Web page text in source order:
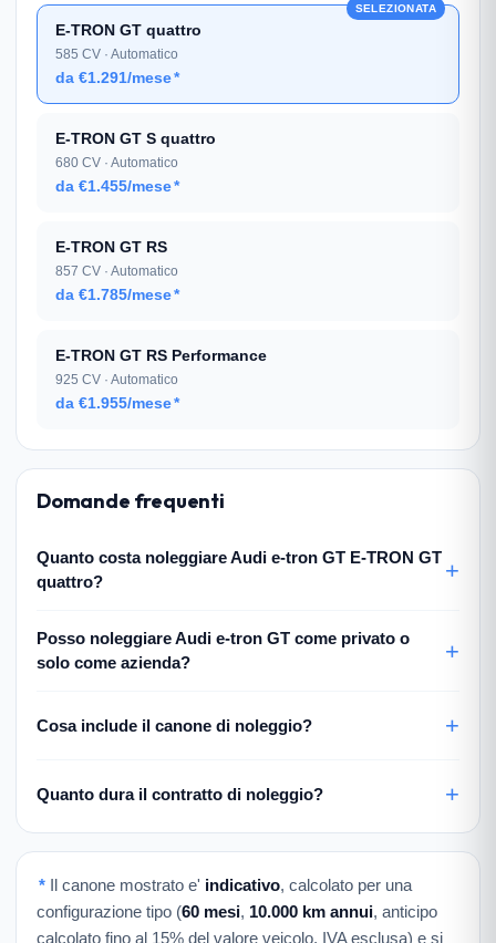
E-TRON GT quattro
585 CV · Automatico
da €1.291/mese*
SELEZIONATA
E-TRON GT S quattro
680 CV · Automatico
da €1.455/mese*
E-TRON GT RS
857 CV · Automatico
da €1.785/mese*
E-TRON GT RS Performance
925 CV · Automatico
da €1.955/mese*
Domande frequenti
Quanto costa noleggiare Audi e-tron GT E-TRON GT
quattro?
Posso noleggiare Audi e-tron GT come privato o
solo come azienda?
Cosa include il canone di noleggio?
Quanto dura il contratto di noleggio?
* Il canone mostrato e' indicativo, calcolato per una
configurazione tipo (60 mesi, 10.000 km annui, anticipo
calcolato fino al 15% del valore veicolo, IVA esclusa) e si